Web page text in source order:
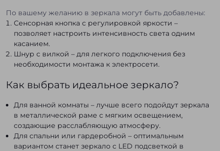
По вашему желанию в зеркала могут быть добавлены:
Сенсорная кнопка с регулировкой яркости –
позволяет настроить интенсивность света одним
касанием.
Шнур с вилкой – для легкого подключения без
необходимости монтажа к электросети.
Как выбрать идеальное зеркало?
Для ванной комнаты – лучше всего подойдут зеркала
в металлической раме с мягким освещением,
создающие расслабляющую атмосферу.
Для спальни или гардеробной – оптимальным
вариантом станет зеркало с LED подсветкой в